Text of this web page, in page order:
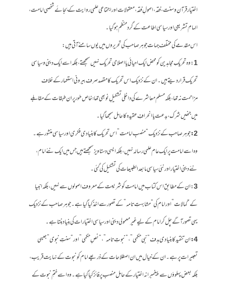
اختیار قرآن و سنت، فقہ، اصولِ فقہ، معقولات اور اجتماعی علمی روایت کے بجائے شخصی امامت،
الہامِ تشریعی اور سیاسی اطاعت کے گرد منظم ہو گیا۔
اس مقدمے کی مختلف جہات جوہر صاحب کی تحریروں میں یوں سامنے آتی ہیں:
1: وہ تحریکِ مجاہدین کو محض ایک احیائی یا اصلاحی تحریک نہیں سمجھتے، بلکہ اسے ایک دینی و سیاسی
تحریک قرار دیتے ہیں۔ ان کے نزدیک اس تحریک کا مقصد صرف بیرونی استعمار کے خلاف
مزاحمت نہ تھا، بلکہ مسلم معاشرے کی داخلی تشکیلِ نو بھی تھا؛ خاص طور پر ان طبقات کے مقابلے
میں جنھیں شرک، بدعت یا انحرافِ عقیدہ کا حامل سمجھا گیا۔
2: جوہر صاحب کے نزدیک “منصبِ امامت” اس تحریک کا بنیادی فکری اور سیاسی منشور ہے۔
وہ اسے امامت پر ایک عام علمی رسالہ نہیں، بلکہ ایسی دستاویز سمجھتے ہیں جس میں ایک نئے امام،
نئے دینی اختیار اور نئی سیاسی مابعدالطبیعات کی تشکیل کی گئی۔
3:ان کے مطابق اس کتاب میں امامت کو شریعت کے معروف اصولوں سے نہیں، بلکہ انبیا
کے “کمالات” اور امام کی “مشابہتِ تامہ” کے تصور سے اخذ کیا گیا ہے۔ جوہر صاحب کے نزدیک
یہی تصور آگے چل کر امام کے لیے غیر معمولی دینی اور سیاسی اختیارات کی بنیاد بنتا ہے۔
4: ان تنقید کا بنیادی ہدف “نبی حکمی”، “نبوتِ تامہ”، “نصِ حکمی” اور “سنتِ نبوی” جیسی
تعبیرات پر ہے۔ ان کے خیال میں ان اصطلاحات کے ذریعے امام کو نبوت کے نہایت قریب،
بلکہ بعض پہلوؤں سے پیغمبرانہ اختیار کے حامل منصب پر فائز کیا گیا ہے۔ وہ اسے ختمِ نبوت کے